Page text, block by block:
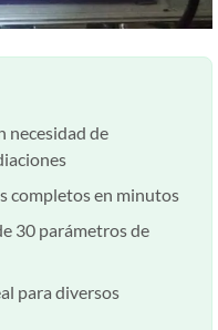
necesidad de
completos en minutos
30 parámetros de
para diversos